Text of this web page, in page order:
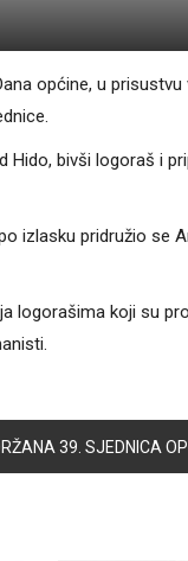
općine, u prisustvu
bivši logoraš i
izlasku pridružio se
logorašima koji su
39. SJEDNICA